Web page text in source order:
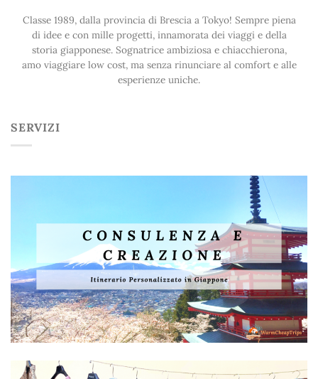
Classe 1989, dalla provincia di Brescia a Tokyo! Sempre piena
di idee e con mille progetti, innamorata dei viaggi e della
storia giapponese. Sognatrice ambiziosa e chiacchierona,
amo viaggiare low cost, ma senza rinunciare al comfort e alle
esperienze uniche.
SERVIZI